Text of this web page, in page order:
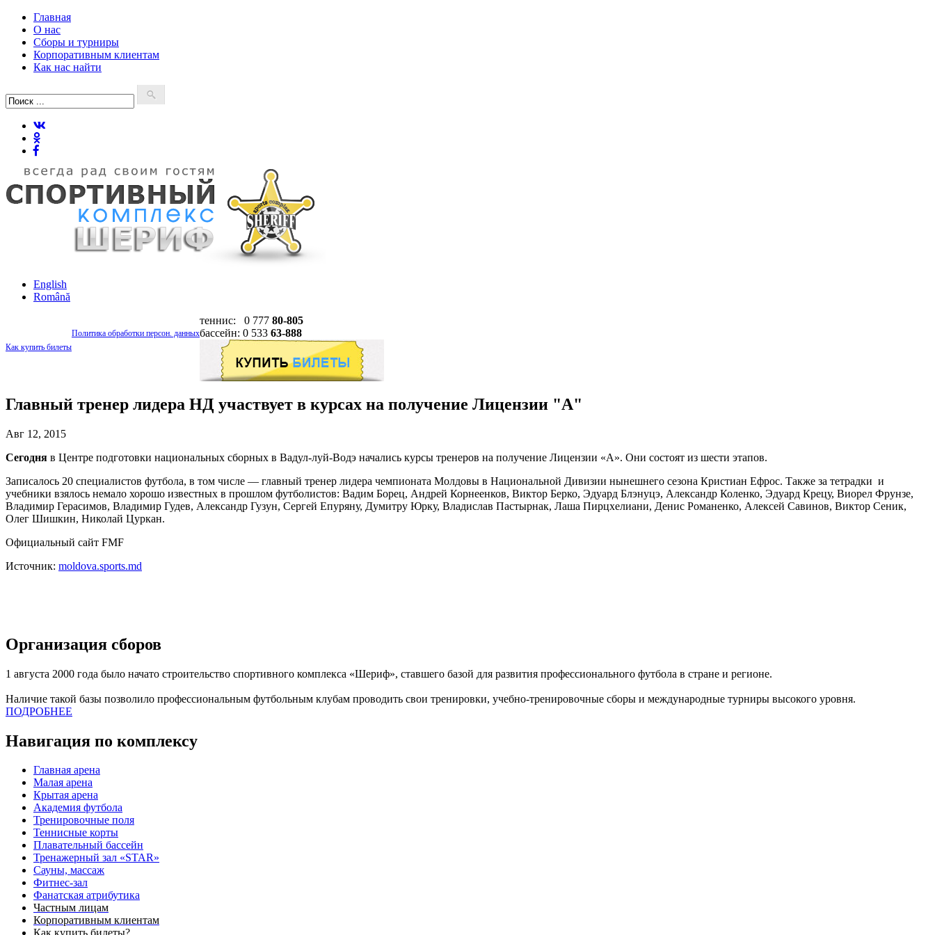
Главная
О нас
Сборы и турниры
Корпоративным клиентам
Как нас найти
English
Română
Политика обработки персон. данных
Как купить билеты
теннис: 0 777 80-805
бассейн: 0 533 63-888
Главный тренер лидера НД участвует в курсах на получение Лицензии "А"
Авг 12, 2015
Сегодня в Центре подготовки национальных сборных в Вадул-луй-Водэ начались курсы тренеров на получение Лицензии «А». Они состоят из шести этапов.
Записалось 20 специалистов футбола, в том числе — главный тренер лидера чемпионата Молдовы в Национальной Дивизии нынешнего сезона Кристиан Ефрос. Также за тетрадки и
учебники взялось немало хорошо известных в прошлом футболистов: Вадим Борец, Андрей Корнеенков, Виктор Берко, Эдуард Блэнуцэ, Александр Коленко, Эдуард Крецу, Виорел Фрунзе,
Владимир Герасимов, Владимир Гудев, Александр Гузун, Сергей Епуряну, Думитру Юрку, Владислав Пастырнак, Лаша Пирцхелиани, Денис Романенко, Алексей Савинов, Виктор Сеник,
Олег Шишкин, Николай Цуркан.
Официальный сайт FMF
Источник: moldova.sports.md
Организация сборов
1 августа 2000 года было начато строительство спортивного комплекса «Шериф», ставшего базой для развития профессионального футбола в стране и регионе.
Наличие такой базы позволило профессиональным футбольным клубам проводить свои тренировки, учебно-тренировочные сборы и международные турниры высокого уровня.
ПОДРОБНЕЕ
Навигация по комплексу
Главная арена
Малая арена
Крытая арена
Академия футбола
Тренировочные поля
Теннисные корты
Плавательный бассейн
Тренажерный зал «STAR»
Сауны, массаж
Фитнес-зал
Фанатская атрибутика
Частным лицам
Корпоративным клиентам